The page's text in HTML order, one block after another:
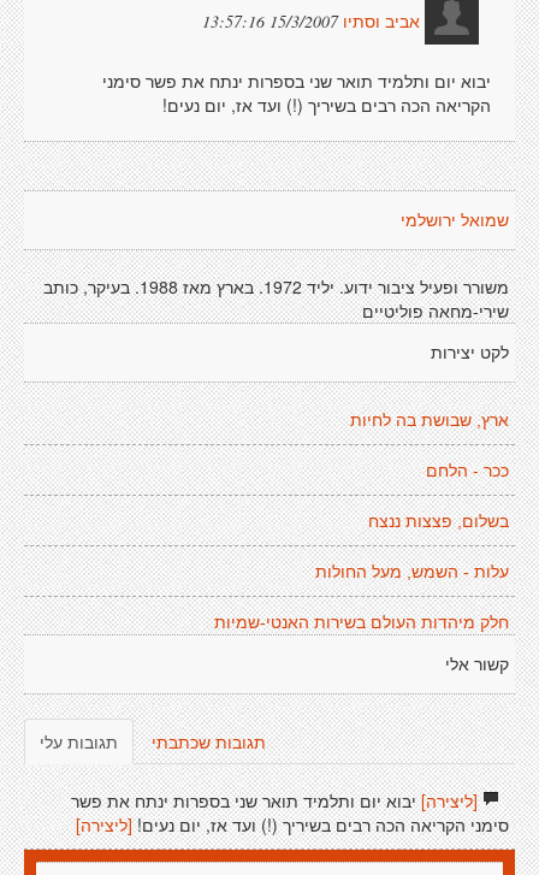
אביב וסתיו 15/3/2007 13:57:16
יבוא יום ותלמיד תואר שני בספרות ינתח את פשר סימני
הקריאה הכה רבים בשיריך (!) ועד אז, יום נעים!
שמואל ירושלמי
משורר ופעיל ציבור ידוע. יליד 1972. בארץ מאז 1988. בעיקר, כותב
שירי-מחאה פוליטיים
לקט יצירות
ארץ, שבושת בה לחיות
ככר - הלחם
בשלום, פצצות ננצח
עלות - השמש, מעל החולות
חלק מיהדות העולם בשירות האנטי-שמיות
קשור אלי
תגובות עלי תגובות שכתבתי
[ליצירה]יבוא יום ותלמיד תואר שני בספרות ינתח את פשר
סימני הקריאה הכה רבים בשיריך (!) ועד אז, יום נעים! [ליצירה]